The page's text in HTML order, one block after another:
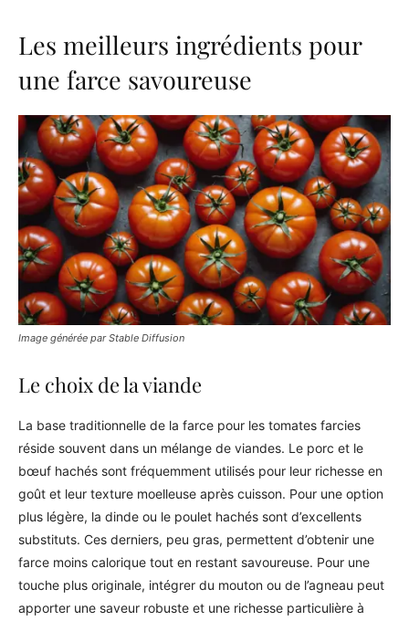
Les meilleurs ingrédients pour
une farce savoureuse
Image générée par Stable Diffusion
Le choix de la viande
La base traditionnelle de la farce pour les tomates farcies
réside souvent dans un mélange de viandes. Le porc et le
bœuf hachés sont fréquemment utilisés pour leur richesse en
goût et leur texture moelleuse après cuisson. Pour une option
plus légère, la dinde ou le poulet hachés sont d’excellents
substituts. Ces derniers, peu gras, permettent d’obtenir une
farce moins calorique tout en restant savoureuse. Pour une
touche plus originale, intégrer du mouton ou de l’agneau peut
apporter une saveur robuste et une richesse particulière à